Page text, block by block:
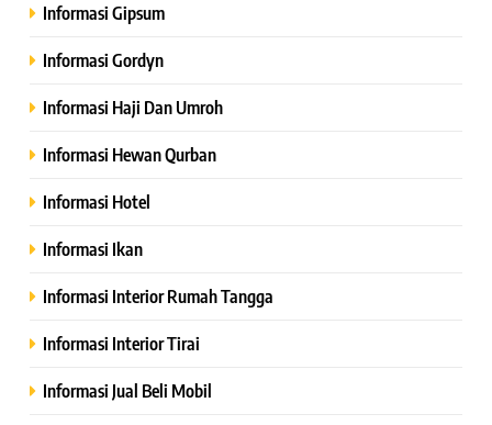
Informasi Gipsum
Informasi Gordyn
Informasi Haji Dan Umroh
Informasi Hewan Qurban
Informasi Hotel
Informasi Ikan
Informasi Interior Rumah Tangga
Informasi Interior Tirai
Informasi Jual Beli Mobil